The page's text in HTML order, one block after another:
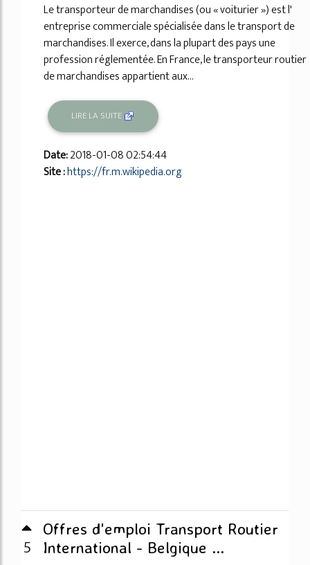
Le transporteur de marchandises (ou « voiturier ») est l'
entreprise commerciale spécialisée dans le transport de
marchandises. Il exerce, dans la plupart des pays une
profession réglementée. En France, le transporteur routier
de marchandises appartient aux...
LIRE LA SUITE
Date:2018-01-08 02:54:44
Site :https://fr.m.wikipedia.org
5
Offres d'emploi Transport Routier
International - Belgique ...